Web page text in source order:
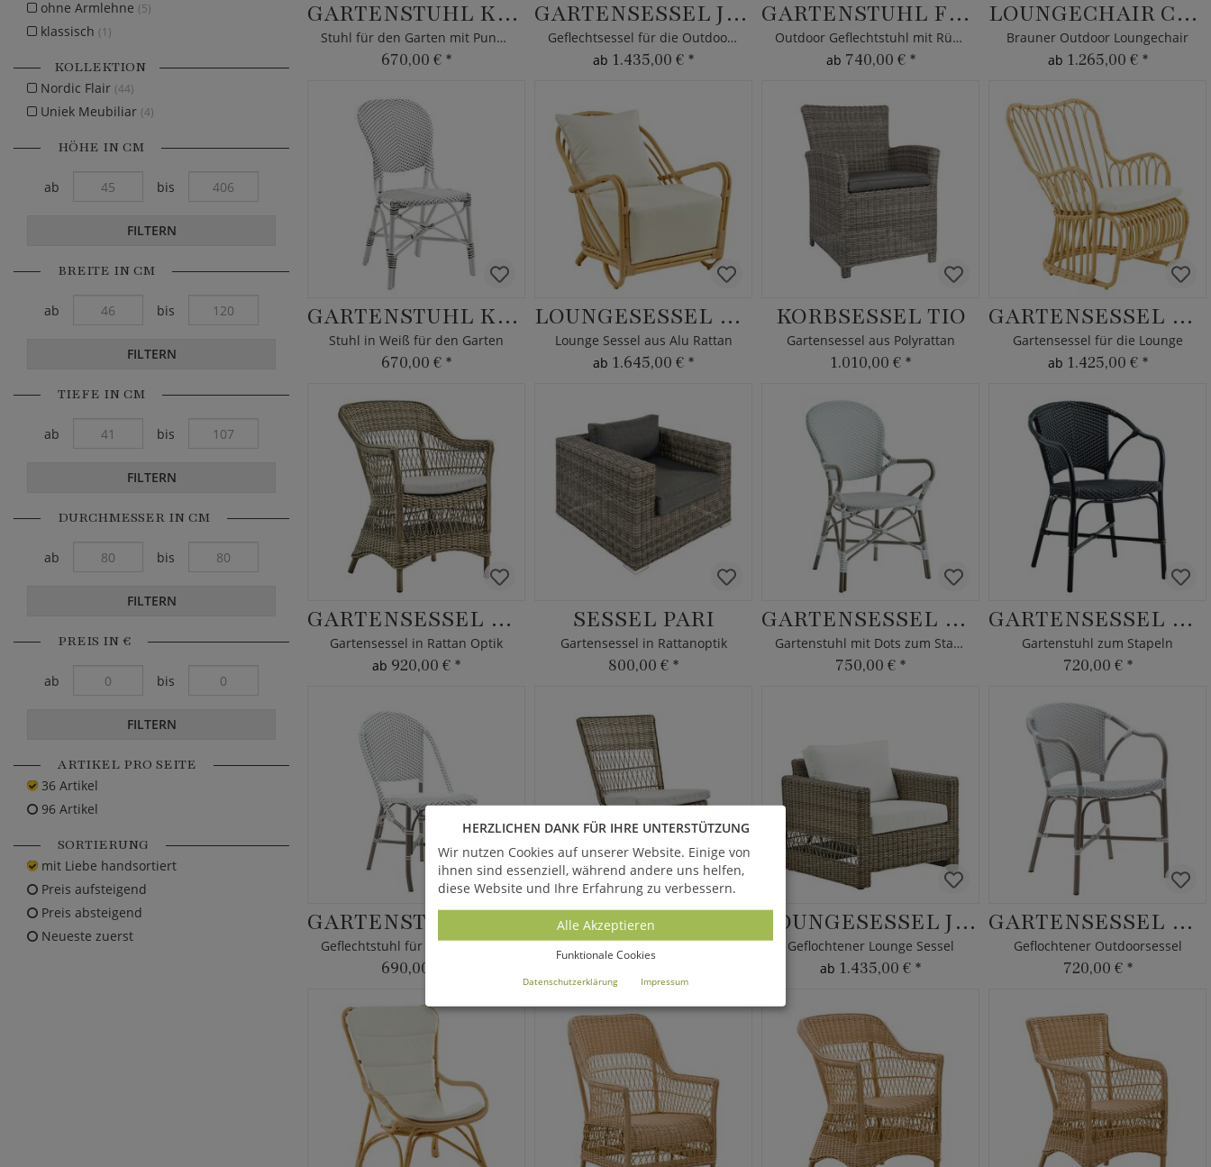
GARTENSTUHL KARINA
Stuhl für den Garten mit Punkten
670,00 € *
GARTENSESSEL JOANA
Geflechtsessel für die Outdoor Lounge
ab 1.435,00 € *
GARTENSTUHL FRITZI
Outdoor Geflechtstuhl mit Rückenlehne
ab 740,00 € *
LOUNGECHAIR CAYA
Brauner Outdoor Loungechair
ab 1.265,00 € *
GARTENSTUHL KARINA
Stuhl in Weiß für den Garten
670,00 € *
LOUNGESESSEL BLENDA
Lounge Sessel aus Alu Rattan
ab 1.645,00 € *
KORBSESSEL TIO
Gartensessel aus Polyrattan
1.010,00 € *
GARTENSESSEL FILLIP
Gartensessel für die Lounge
ab 1.425,00 € *
GARTENSESSEL HEDDA
Gartensessel in Rattan Optik
ab 920,00 € *
SESSEL PARI
Gartensessel in Rattanoptik
800,00 € *
GARTENSESSEL KARINA
Gartenstuhl mit Dots zum Stapeln
750,00 € *
GARTENSESSEL PEDER
Gartenstuhl zum Stapeln
720,00 € *
Geflechtstuhl für den Garten - stapelbar
690,00 €
Geflochtener Gartenstuhl
LOUNGESESSEL JOANA
Geflochtener Lounge Sessel
ab 1.435,00 € *
GARTENSESSEL PEDER
Geflochtener Outdoorsessel
720,00 € *
ohne Armlehne (5)
klassisch (1)
KOLLEKTION
Nordic Flair (44)
Uniek Meubiliar (4)
HÖHE IN CM
ab bis
FILTERN
BREITE IN CM
ab bis
FILTERN
TIEFE IN CM
ab bis
FILTERN
DURCHMESSER IN CM
ab bis
FILTERN
PREIS IN €
ab bis
FILTERN
ARTIKEL PRO SEITE
36 Artikel
96 Artikel
SORTIERUNG
mit Liebe handsortiert
Preis aufsteigend
Preis absteigend
Neueste zuerst
HERZLICHEN DANK FÜR IHRE UNTERSTÜTZUNG
Wir nutzen Cookies auf unserer Website. Einige von
ihnen sind essenziell, während andere uns helfen,
diese Website und Ihre Erfahrung zu verbessern.
Alle Akzeptieren
Funktionale Cookies
Datenschutzerklärung Impressum